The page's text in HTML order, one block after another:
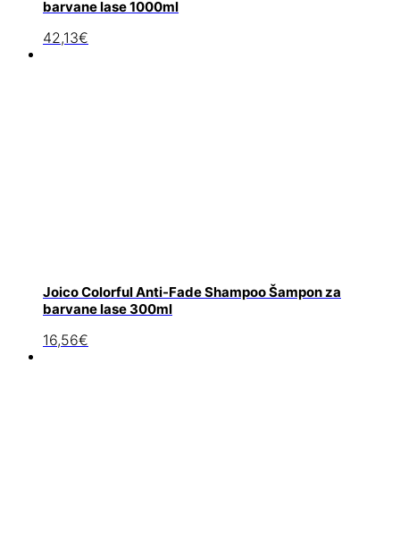
barvane lase 1000ml
42,13€
Joico Colorful Anti-Fade Shampoo Šampon za
barvane lase 300ml
16,56€